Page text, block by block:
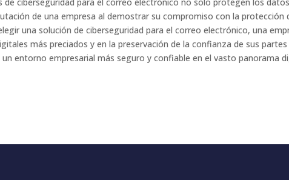
de una empresa al demostrar su compromiso con la protección
una solución de ciberseguridad para el correo electrónico, una
más preciados y en la preservación de la confianza de sus partes
entorno empresarial más seguro y confiable en el vasto panorama